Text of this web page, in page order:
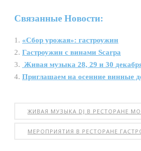
Связанные Новости:
«Сбор урожая»: гастроужин
Гастроужин с винами Scarpa
Живая музыка 28, 29 и 30
Приглашаем на осенние винные
ЖИВАЯ МУЗЫКА DJ В РЕСТОРАНЕ
МЕРОПРИЯТИЯ В РЕСТОРАНЕ